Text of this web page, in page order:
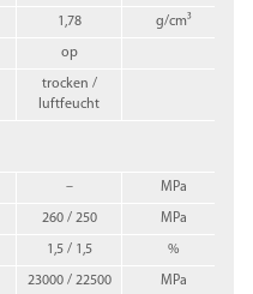
1,78 g/cm³
op
trocken /
luftfeucht
– MPa
260 / 250 MPa
1,5 / 1,5 %
23000 / 22500 MPa